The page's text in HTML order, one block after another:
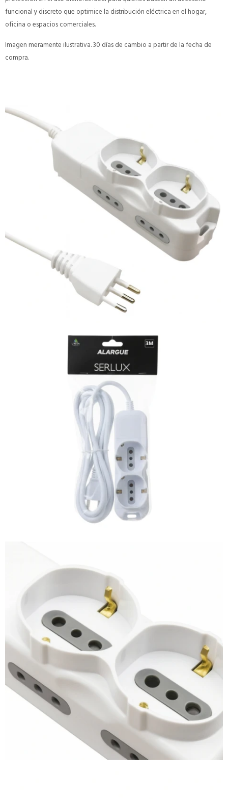
funcional y discreto que optimice la distribución eléctrica en el hogar,
oficina o espacios comerciales.
Imagen meramente ilustrativa. 30 días de cambio a partir de la fecha de
compra.